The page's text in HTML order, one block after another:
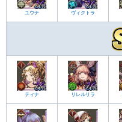
ユウナ ヴィクトラ
ティナ リレルリラ